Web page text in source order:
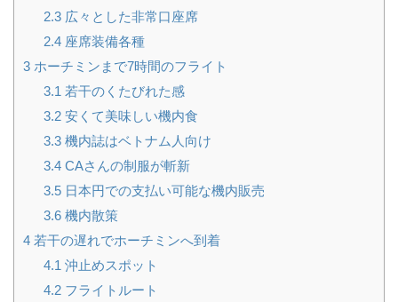
2.3広々とした非常口座席
2.4座席装備各種
3 ホーチミンまで7時間のフライト
3.1 若干のくたびれた感
3.2安くて美味しい機内食
3.3機内誌はベトナム人向け
3.4CAさんの制服が斬新
3.5日本円での支払い可能な機内販売
3.6機内散策
4 若干の遅れでホーチミンへ到着
4.1 沖止めスポット
4.2フライトルート